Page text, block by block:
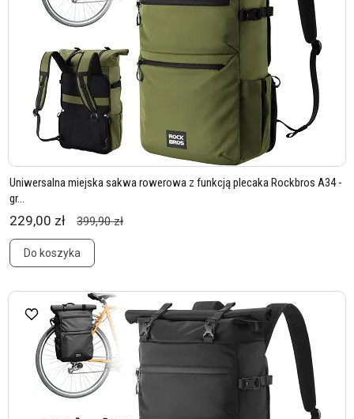
Uniwersalna miejska sakwa rowerowa z funkcją plecaka Rockbros A34 -
gr...
229,00 zł 399,90 zł
Do koszyka